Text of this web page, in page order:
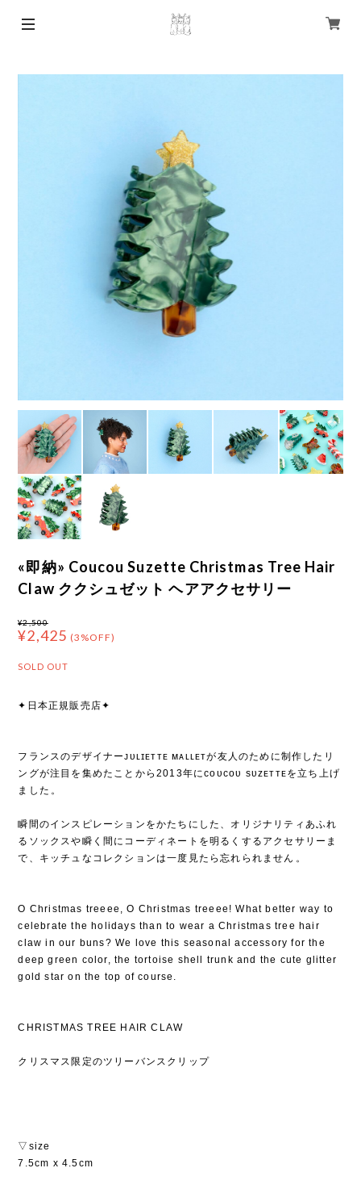
«即納» Coucou Suzette Christmas Tree Hair
Claw ククシュゼット ヘアアクセサリー
¥2,500
¥2,425 (3%OFF)
SOLD OUT
✦日本正規販売店✦
フランスのデザイナーᴊᴜʟɪᴇᴛᴛᴇ ᴍᴀʟʟᴇᴛが友人のために制作したリ
ングが注目を集めたことから2013年にᴄᴏᴜᴄᴏᴜ sᴜᴢᴇᴛᴛᴇを立ち上げ
ました⁡。
瞬間のインスピレーションをかたちにした、オリジナリティあふれ
るソックスや瞬く間にコーディネートを明るくするアクセサリーま
で、キッチュなコレクションは一度見たら忘れられません⁡。
O Christmas treeee, O Christmas treeee! What better way to
celebrate the holidays than to wear a Christmas tree hair
claw in our buns? We love this seasonal accessory for the
deep green color, the tortoise shell trunk and the cute glitter
gold star on the top of course.
CHRISTMAS TREE HAIR CLAW
クリスマス限定のツリーバンスクリップ
▽size
7.5cm x 4.5cm